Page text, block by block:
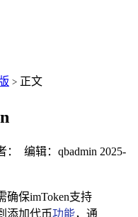
> 正文
： 编辑：qbadmin 2025-
确保imToken支持
添加代币功能，通